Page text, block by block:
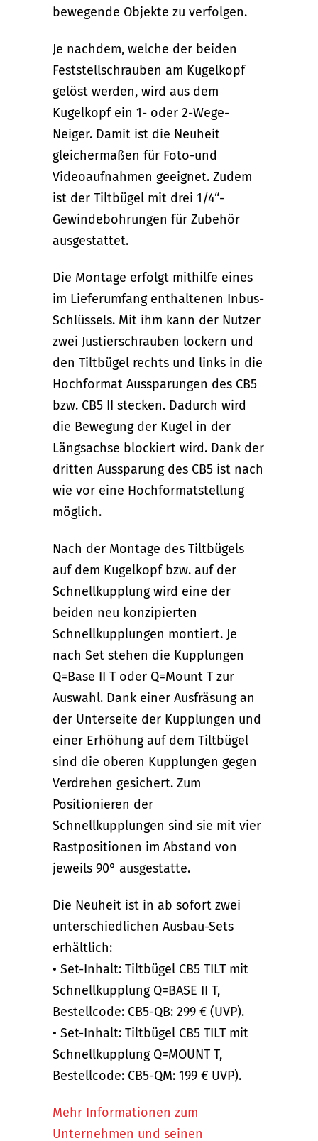
bewegende Objekte zu verfolgen.
Je nachdem, welche der beiden
Feststellschrauben am Kugelkopf
gelöst werden, wird aus dem
Kugelkopf ein 1- oder 2-Wege-
Neiger. Damit ist die Neuheit
gleichermaßen für Foto-und
Videoaufnahmen geeignet. Zudem
ist der Tiltbügel mit drei 1/4“-
Gewindebohrungen für Zubehör
ausgestattet.
Die Montage erfolgt mithilfe eines
im Lieferumfang enthaltenen Inbus-
Schlüssels. Mit ihm kann der Nutzer
zwei Justierschrauben lockern und
den Tiltbügel rechts und links in die
Hochformat Aussparungen des CB5
bzw. CB5 II stecken. Dadurch wird
die Bewegung der Kugel in der
Längsachse blockiert wird. Dank der
dritten Aussparung des CB5 ist nach
wie vor eine Hochformatstellung
möglich.
Nach der Montage des Tiltbügels
auf dem Kugelkopf bzw. auf der
Schnellkupplung wird eine der
beiden neu konzipierten
Schnellkupplungen montiert. Je
nach Set stehen die Kupplungen
Q=Base II T oder Q=Mount T zur
Auswahl. Dank einer Ausfräsung an
der Unterseite der Kupplungen und
einer Erhöhung auf dem Tiltbügel
sind die oberen Kupplungen gegen
Verdrehen gesichert. Zum
Positionieren der
Schnellkupplungen sind sie mit vier
Rastpositionen im Abstand von
jeweils 90° ausgestatte.
Die Neuheit ist in ab sofort zwei
unterschiedlichen Ausbau-Sets
erhältlich:
• Set-Inhalt: Tiltbügel CB5 TILT mit
Schnellkupplung Q=BASE II T,
Bestellcode: CB5-QB: 299 € (UVP).
• Set-Inhalt: Tiltbügel CB5 TILT mit
Schnellkupplung Q=MOUNT T,
Bestellcode: CB5-QM: 199 € UVP).
Mehr Informationen zum
Unternehmen und seinen